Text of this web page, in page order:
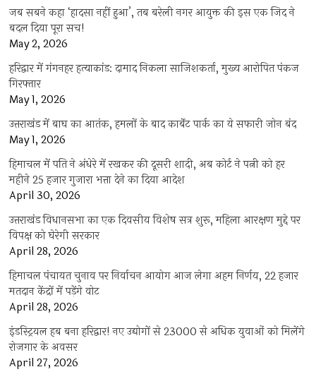
जब सबने कहा ‘हादसा नहीं हुआ’, तब बरेली नगर आयुक्त की इस एक जिद ने
बदल दिया पूरा सच!
May 2, 2026
हरिद्वार में गंगनहर हत्याकांड: दामाद निकला साजिशकर्ता, मुख्य आरोपित पंकज
गिरफ्तार
May 1, 2026
उत्तराखंड में बाघ का आतंक, हमलों के बाद कार्बेट पार्क का ये सफारी जोन बंद
May 1, 2026
हिमाचल में पति ने अंधेरे में रखकर की दूसरी शादी, अब कोर्ट ने पत्नी को हर
महीने 25 हजार गुजारा भत्ता देने का दिया आदेश
April 30, 2026
उत्तराखंड विधानसभा का एक दिवसीय विशेष सत्र शुरू, महिला आरक्षण मुद्दे पर
विपक्ष को घेरेगी सरकार
April 28, 2026
हिमाचल पंचायत चुनाव पर निर्वाचन आयोग आज लेगा अहम निर्णय, 22 हजार
मतदान केंद्रों में पड़ेंगे वोट
April 28, 2026
इंडस्ट्रियल हब बना हरिद्वार! नए उद्योगों से 23000 से अधिक युवाओं को मिलेंगे
रोजगार के अवसर
April 27, 2026